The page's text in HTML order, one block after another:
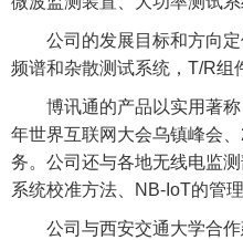
公司的发展目标和方向
频谱和杂散测试系统，T/R组
博讯通的产品以实用著
年世界互联网大会乌镇峰会
务。公司还与各地无线电监
系统校准方法、NB-IoT的管
公司与西安交通大学合